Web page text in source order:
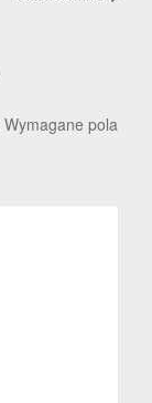
Wymagane pola